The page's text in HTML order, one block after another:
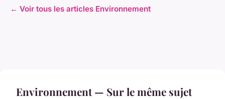
← Voir tous les articles Environnement
Environnement — Sur le même sujet